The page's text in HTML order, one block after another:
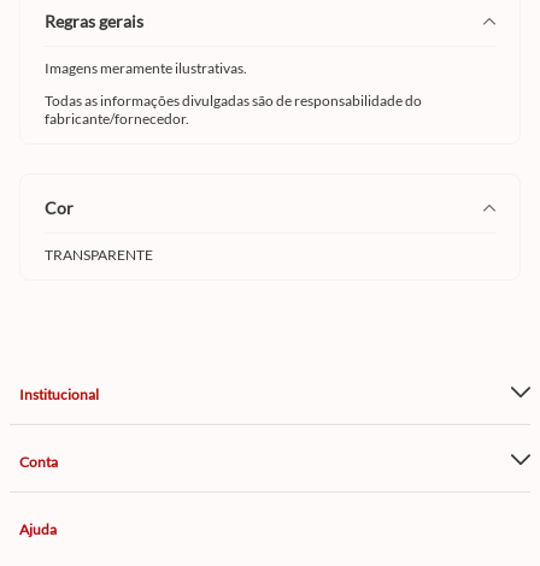
regras gerais
Imagens meramente ilustrativas.
Todas as informações divulgadas são de responsabilidade do
fabricante/fornecedor.
cor
TRANSPARENTE
Institucional
Conta
Ajuda